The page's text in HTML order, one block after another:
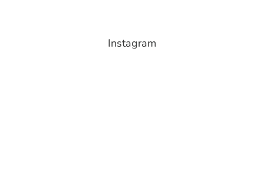
Instagram